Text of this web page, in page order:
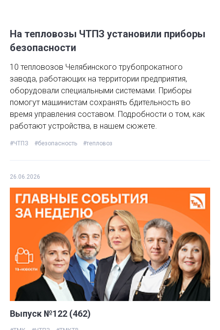
На тепловозы ЧТПЗ установили приборы
безопасности
10 тепловозов Челябинского трубопрокатного
завода, работающих на территории предприятия,
оборудовали специальными системами. Приборы
помогут машинистам сохранять бдительность во
время управления составом. Подробности о том, как
работают устройства, в нашем сюжете.
#ЧТПЗ #безопасность #тепловоз
26.06.2026
Выпуск №122 (462)